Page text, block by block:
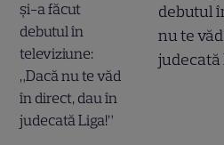
debutul
nu te
judecată